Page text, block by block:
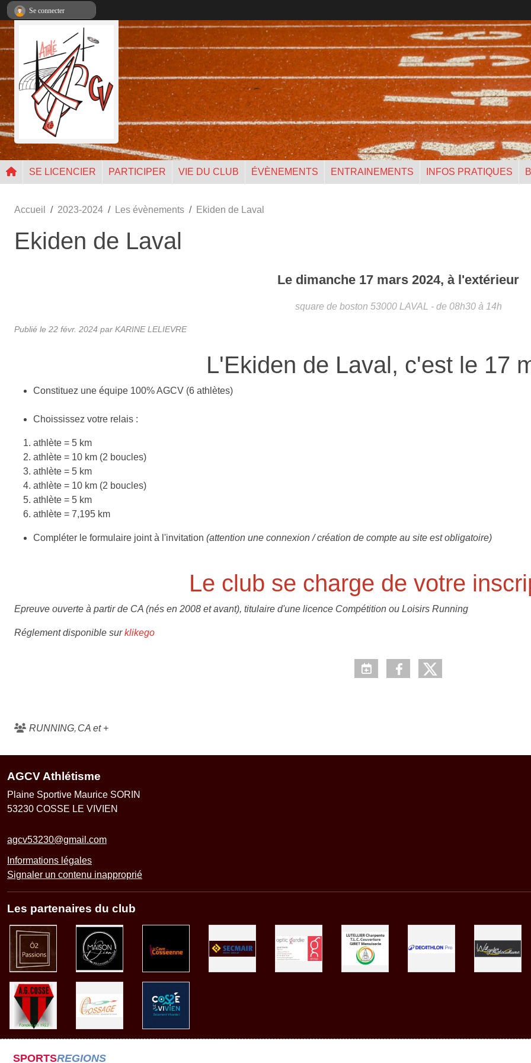
SE LICENCIER PARTICIPER VIE DU CLUB ÉVÈNEMENTS ENTRAINEMENTS INFOS PRATIQUES
Accueil 2023-2024 Les évènements Ekiden de Laval
Ekiden de Laval
Le dimanche 17 mars 2024, à l'extérieur
square de boston 53000 LAVAL - de 08h30 à 14h
Publié le 22 févr. 2024 par KARINE LELIEVRE
L'Ekiden de Laval, c'est le 17
Constituez une équipe 100% AGCV (6 athlètes)
Choississez votre relais :
athlète = 5 km
athlète = 10 km (2 boucles)
athlète = 5 km
athlète = 10 km (2 boucles)
athlète = 5 km
athlète = 7,195 km
Compléter le formulaire joint à l'invitation (attention une connexion / création de compte au site est obligatoire)
Le club se charge de votre
Epreuve ouverte à partir de CA (nés en 2008 et avant), titulaire d'une licence Compétition ou Loisirs Running
Réglement disponible surklikego
RUNNING CA et +
AGCV Athlétisme
Plaine Sportive Maurice SORIN
53230 COSSE LE VIVIEN
agcv53230@gmail.com
Informations légales
Signaler un contenu inapproprié
Les partenaires du club
SPORTSREGIONS
Se connecter
Panneau de gestion des cookies